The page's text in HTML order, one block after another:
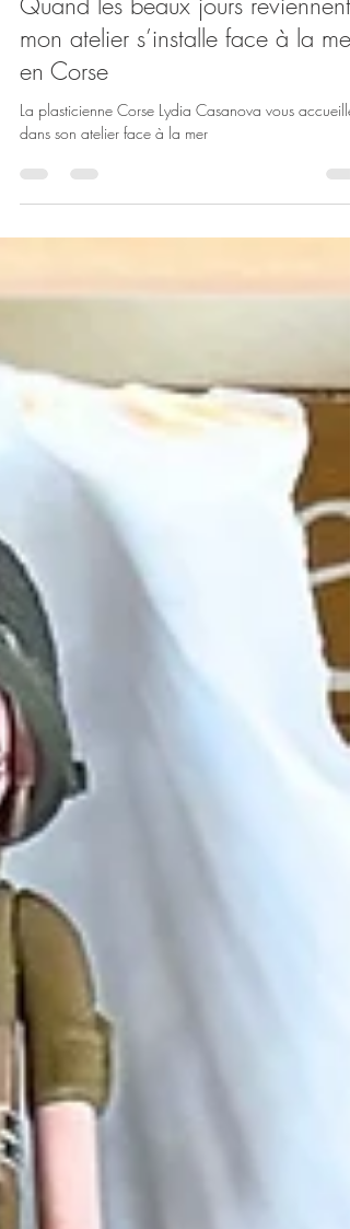
22 mars
2 min de lecture
Quand les beaux jours reviennent,
mon atelier s’installe face à la mer
en Corse
La plasticienne Corse Lydia Casanova vous accueille